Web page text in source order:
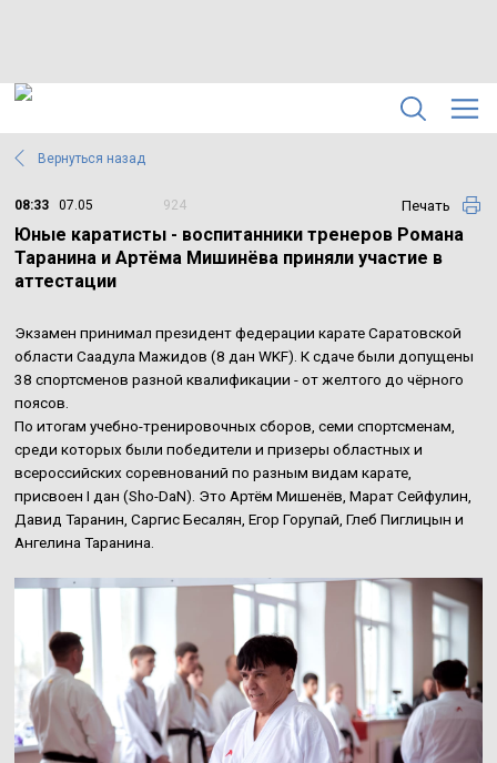
Вернуться назад
08:33 07.05 924 Печать
Юные каратисты - воспитанники тренеров Романа
Таранина и Артёма Мишинёва приняли участие в
аттестации
Экзамен принимал президент федерации карате Саратовской
области Саадула Мажидов (8 дан WKF). К сдаче были допущены
38 спортсменов разной квалификации - от желтого до чёрного
поясов.
По итогам учебно-тренировочных сборов, семи спортсменам,
среди которых были победители и призеры областных и
всероссийских соревнований по разным видам карате,
присвоен I дан (Sho-DaN). Это Артём Мишенёв, Марат Сейфулин,
Давид Таранин, Саргис Бесалян, Егор Горупай, Глеб Пиглицын и
Ангелина Таранина.